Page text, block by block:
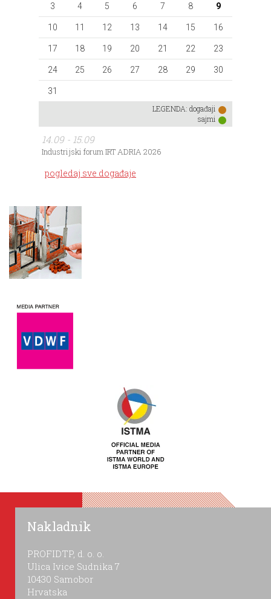
3 4 5 6 7 8 9
10 11 12 13 14 15 16
17 18 19 20 21 22 23
24 25 26 27 28 29 30
31
LEGENDA: događaji
sajmi
14.09 - 15.09
Industrijski forum IRT ADRIA 2026
pogledaj sve događaje
Nakladnik
PROFIDTP, d. o. o.
Ulica Ivice Sudnika 7
10430 Samobor
Hrvatska